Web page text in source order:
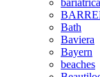
Bath
Baviera
Bayern
beaches